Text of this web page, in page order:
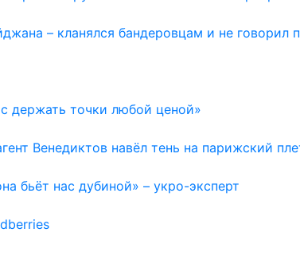
– кланялся бандеровцам и не говорил
держать точки любой ценой»
Венедиктов навёл тень на парижский
бьёт нас дубиной» – укро-эксперт